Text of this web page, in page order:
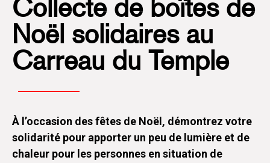
Collecte de boîtes de
Noël solidaires au
Carreau du Temple
À l’occasion des fêtes de Noël, démontrez votre
solidarité pour apporter un peu de lumière et de
chaleur pour les personnes en situation de